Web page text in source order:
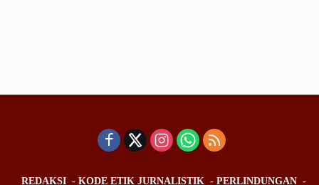
REDAKSI KODE ETIK JURNALISTIK PERLINDUNGAN